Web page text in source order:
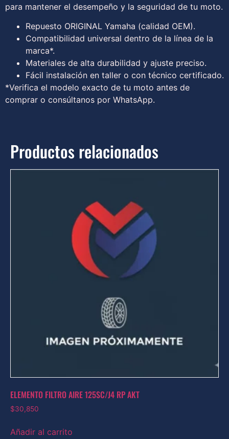
para mantener el desempeño y la seguridad de tu moto.
Repuesto ORIGINAL Yamaha (calidad OEM).
Compatibilidad universal dentro de la línea de la
marca*.
Materiales de alta durabilidad y ajuste preciso.
Fácil instalación en taller o con técnico certificado.
*Verifica el modelo exacto de tu moto antes de
comprar o consúltanos por WhatsApp.
Productos relacionados
ELEMENTO FILTRO AIRE 125SC/J4 RP AKT
$30,850
Añadir al carrito